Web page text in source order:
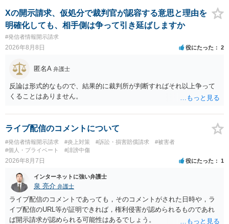
Xの開示請求、仮処分で裁判官が認容する意思と理由を
明確化しても、相手側は争って引き延ばしますか
#発信者情報開示請求
2026年8月8日 役にたった 2
匿名A 弁護士
反論は形式的なもので、結果的に裁判所が判断すればそれ以上争って
くることはありません。
ライブ配信のコメントについて
#発信者情報開示請求 #炎上対策 #訴訟・損害賠償請求
#被害者
#個人・プライベート
#誹謗中傷
2026年8月7日 役にたった 1
インターネットに強い弁護士
泉 亮介 弁護士
ライブ配信のコメントであっても，そのコメントがされた日時や，ラ
イブ配信のURL等が証明できれば，権利侵害が認められるものであれ
ば開示請求が認められる可能性はあるでしょう。